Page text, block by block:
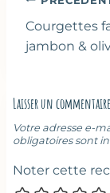
de
l’article
Courgettes
jambon &
Laisser un commentaire
Votre adresse e-
obligatoires sont
Noter cette